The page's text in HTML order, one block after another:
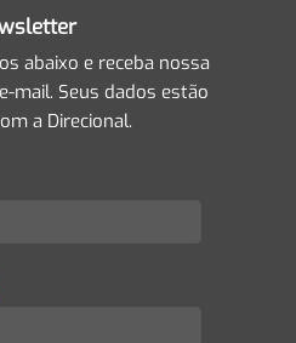
abaixo e receba nossa
mail. Seus dados estão
a Direcional.